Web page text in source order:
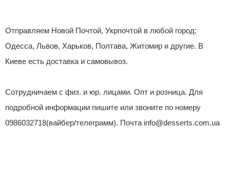
Отправляем Новой Почтой, Укрпочтой в любой город:
Одесса, Львов, Харьков, Полтава, Житомир и другие. В
Киеве есть доставка и самовывоз.
Сотрудничаем с физ. и юр. лицами. Опт и розница. Для
подробной информации пишите или звоните по номеру
0986032718(вайбер/телеграмм). Почта info@desserts.com.ua